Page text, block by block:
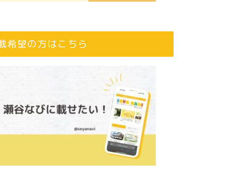
希望の方はこちら